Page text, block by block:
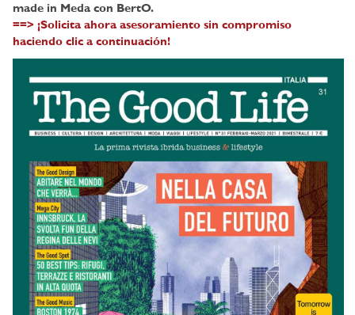
made in Meda con BertO.
==> ¡Solicita ahora asesoramiento sin compromiso
haciendo clic a continuación!